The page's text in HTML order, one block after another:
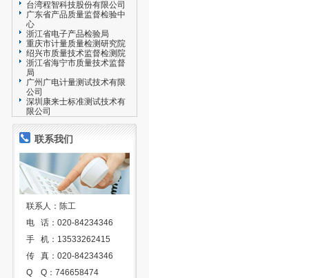
台湾程智科技股份有限公司
广东省产品质量监督检验中
心
浙江省电子产品检验局
重庆市计量质量检测研究院
绍兴市质量技术监督检测院
浙江省海宁市质量技术监督
局
广州广电计量测试技术有限
公司
深圳康来士标准测试技术有
限公司
联系我们
联系人：陈工
电 话：020-84234346
手 机：13533262415
传 真：020-84234346
Q Q：746658474